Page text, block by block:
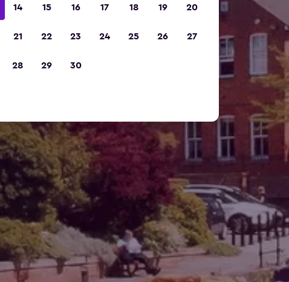
14 15 16 17 18 19 20
21 22 23 24 25 26 27
28 29 30